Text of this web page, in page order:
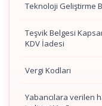
Teknoloji Geliştirme
Teşvik Belgesi
KDV İadesi
Vergi Kodları
Yabancılara verilen